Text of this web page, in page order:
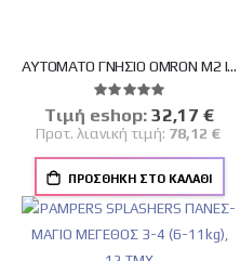
ΑΥΤΟΜΑΤΟ ΓΝΗΣΙΟ OMRON M2 INTELLISENSE ΠΙΕΣΟΜΕΤΡΟ ΜΠΡΑΤΣΟΥ
Βαθμολογία:
100%
Tιμή eshop:Ειδική
Τιμή
32,17 €
Προτ. λιανική τιμή: 78,12 €
ΠΡΟΣΘΉΚΗ ΣΤΟ ΚΑΛΆΘΙ